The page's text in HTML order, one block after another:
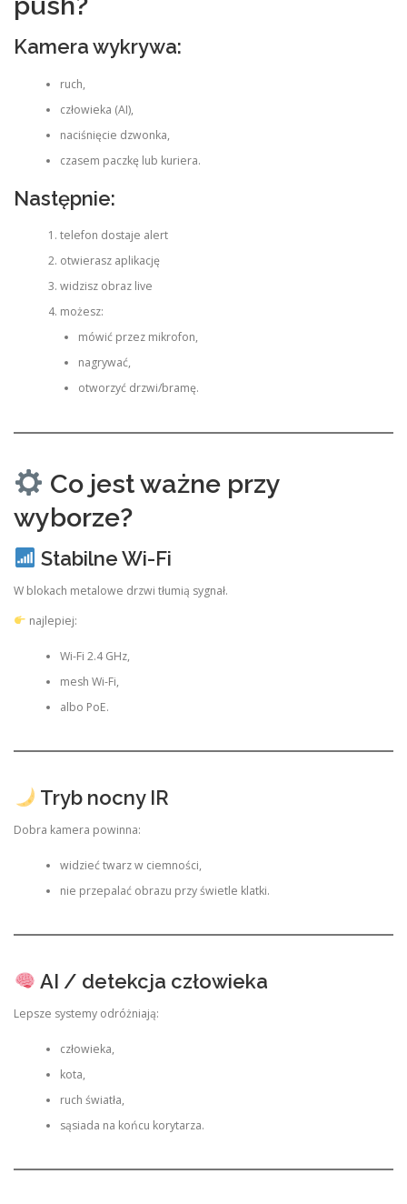
Kamera wykrywa:
ruch,
człowieka (AI),
naciśnięcie dzwonka,
czasem paczkę lub kuriera.
Następnie:
telefon dostaje alert
otwierasz aplikację
widzisz obraz live
możesz:
mówić przez mikrofon,
nagrywać,
otworzyć drzwi/bramę.
Co jest ważne przy
wyborze?
Stabilne Wi-Fi
W blokach metalowe drzwi tłumią sygnał.
najlepiej:
Wi-Fi 2.4 GHz,
mesh Wi-Fi,
albo PoE.
Tryb nocny IR
Dobra kamera powinna:
widzieć twarz w ciemności,
nie przepalać obrazu przy świetle klatki.
AI / detekcja człowieka
Lepsze systemy odróżniają:
człowieka,
kota,
ruch światła,
sąsiada na końcu korytarza.